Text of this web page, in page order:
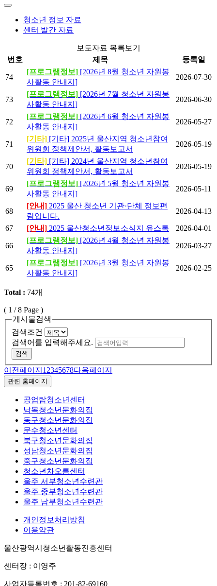
청소년 정보 자료
센터 발간 자료
보도자료 목록보기
번호
제목 등록일
74
[프로그램정보] [2026년 8월 청소년 자원봉
사활동 안내지]
2026-07-30
73
[프로그램정보] [2026년 7월 청소년 자원봉
사활동 안내지]
2026-06-30
72
[프로그램정보] [2026년 6월 청소년 자원봉
사활동 안내지]
2026-05-27
71
[기타] [기타] 2025년 울산지역 청소년참여
위원회 정책제안서, 활동보고서
2026-05-19
70
[기타] [기타] 2024년 울산지역 청소년참여
위원회 정책제안서, 활동보고서
2026-05-19
69
[프로그램정보] [2026년 5월 청소년 자원봉
사활동 안내지]
2026-05-11
68
[안내] 2025 울산 청소년 기관·단체 정보편
람입니다.
2026-04-13
67 [안내] 2025 울산청소년정보소식지 유스톡 2026-04-01
66
[프로그램정보] [2026년 4월 청소년 자원봉
사활동 안내지]
2026-03-27
65
[프로그램정보] [2026년 3월 청소년 자원봉
사활동 안내지]
2026-02-25
Total : 74개
( 1 / 8 Page )
게시물검색
검색조건
검색어를 입력해주세요.
검색
이전페이지 1 2345678다음페이지
관련 홈페이지
공업탑청소년센터
남목청소년문화의집
동구청소년문화의집
문수청소년센터
북구청소년문화의집
성남청소년문화의집
중구청소년문화의집
청소년차오름센터
울주 서부청소년수련관
울주 중부청소년수련관
울주 남부청소년수련관
개인정보처리방침
이용약관
울산광역시청소년활동진흥센터
센터장 : 이영주
사업자등록번호 : 201-82-69160